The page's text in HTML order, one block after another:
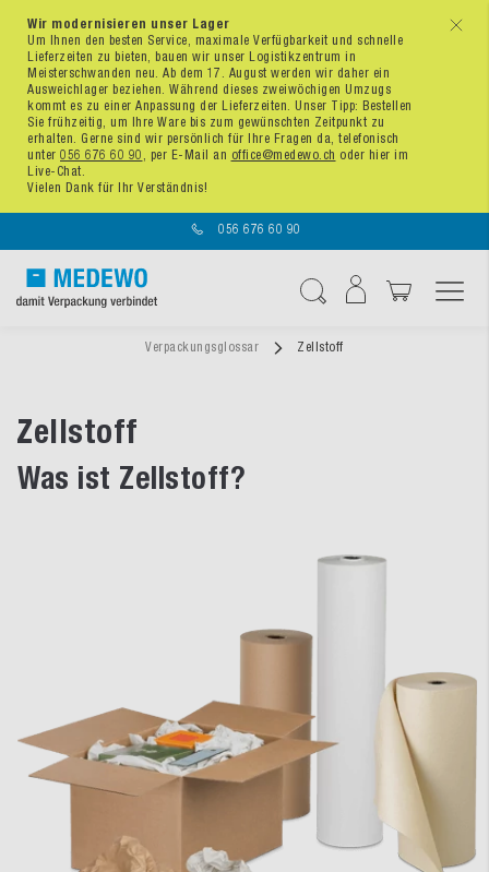
x
Wir modernisieren unser Lager
Um Ihnen den besten Service, maximale Verfügbarkeit und schnelle
Lieferzeiten zu bieten, bauen wir unser Logistikzentrum in
Meisterschwanden neu. Ab dem 17. August werden wir daher ein
Ausweichlager beziehen. Während dieses zweiwöchigen Umzugs
kommt es zu einer Anpassung der Lieferzeiten. Unser Tipp: Bestellen
Sie frühzeitig, um Ihre Ware bis zum gewünschten Zeitpunkt zu
erhalten. Gerne sind wir persönlich für Ihre Fragen da, telefonisch
unter 056 676 60 90 , per E-Mail an office@medewo.ch oder hier im
Live-Chat.
Vielen Dank für Ihr Verständnis!
056 676 60 90
Verpackungsglossar Zellstoff
Zellstoff
Was ist Zellstoff?